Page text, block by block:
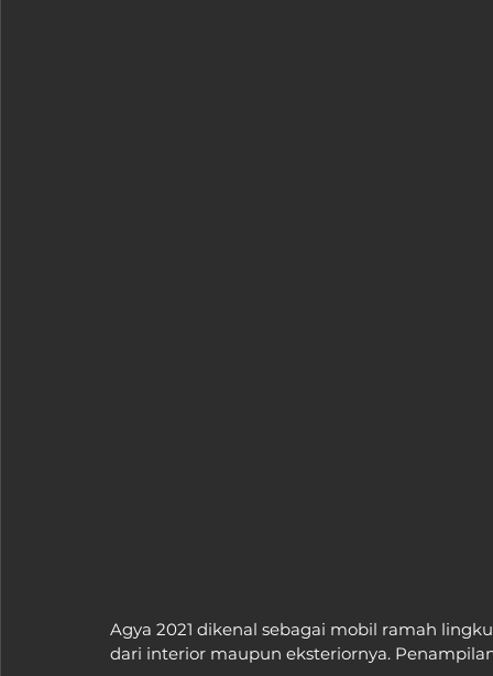
Agya 2021 dikenal sebagai mobil ramah
dari interior maupun eksteriornya.